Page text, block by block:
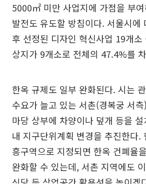
5000㎡ 미만 사업지에 가점을 부
발전도 유도할 방침이다. 서울시에
후 선정된 디자인 혁신사업 19개소
상지가 9개소로 전체의 47.4%를
한옥 규제도 일부 완화된다. 시는
수요가 늘고 있는 서촌(경복궁 서
마당 상부에 차양이나 덮개 등을
내 지구단위계획 변경을 추진한다.
흥구역으로 지정되면 한옥 건폐율
완화할 수 있는데, 서촌 지역에도